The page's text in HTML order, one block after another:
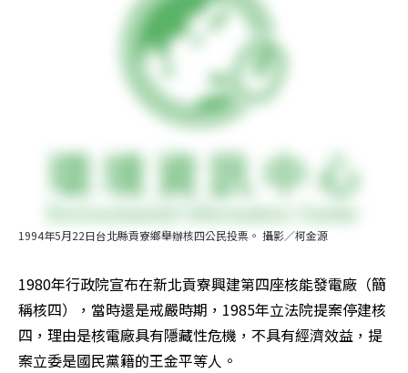
1994年5月22日台北縣貢寮鄉舉辦核四公民投票。 攝影／柯金源
1980年行政院宣布在新北貢寮興建第四座核能發電廠（簡
稱核四），當時還是戒嚴時期，1985年立法院提案停建核
四，理由是核電廠具有隱藏性危機，不具有經濟效益，提
案立委是國民黨籍的王金平等人。